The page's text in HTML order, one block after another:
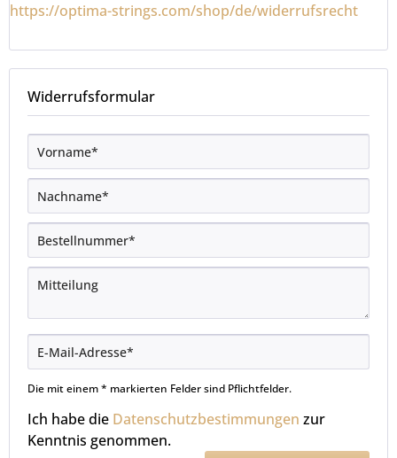
https://optima-strings.com/shop/de/widerrufsrecht
Widerrufsformular
Die mit einem * markierten Felder sind Pflichtfelder.
Ich habe die Datenschutzbestimmungen zur
Kenntnis genommen.